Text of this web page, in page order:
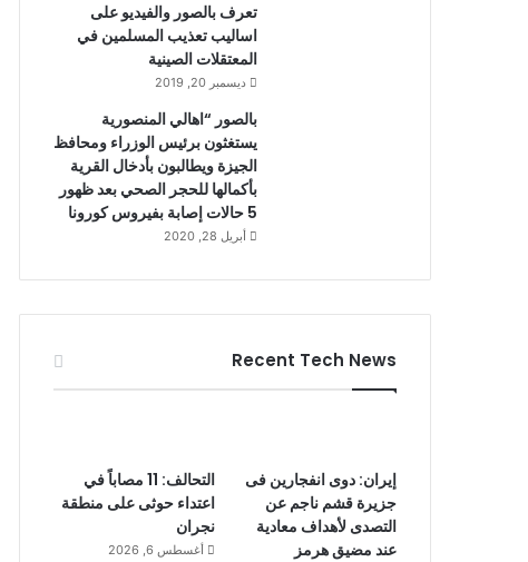
تعرف بالصور والفيديو على
اساليب تعذيب المسلمين في
المعتقلات الصينية
ديسمبر 20, 2019
بالصور “اهالي المنصورية
يستغثون برئيس الوزراء ومحافظ
الجيزة ويطالبون بأدخال القرية
بأكمالها للحجر الصحي بعد ظهور
5 حالات إصابة بفيروس كورونا
أبريل 28, 2020
Recent Tech News
إيران: دوى انفجارين فى
جزيرة قشم ناجم عن
التصدى لأهداف معادية
عند مضيق هرمز
التحالف: 11 مصاباً في
اعتداء حوثى على منطقة
نجران
أغسطس 6, 2026